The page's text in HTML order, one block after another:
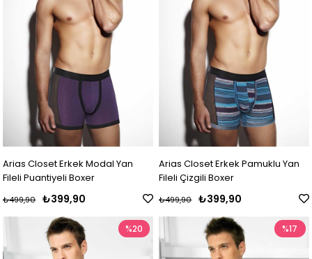
Arias Closet Erkek Modal Yan
Fileli Puantiyeli Boxer
₺399,90
₺499,90
Arias Closet Erkek Pamuklu Yan
Fileli Çizgili Boxer
₺399,90
₺499,90
%20 %17